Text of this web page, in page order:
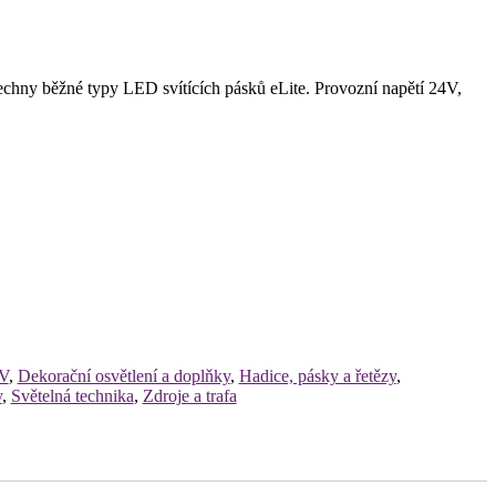
běžné typy LED svítících pásků eLite. Provozní napětí 24V,
, Dekorační osvětlení a doplňky, Hadice, pásky a řetězy,
, Světelná technika, Zdroje a trafa